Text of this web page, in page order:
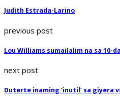
Judith Estrada-Larino
previous post
Lou Williams sumailalim na sa 10-
next post
Duterte inaming ‘inutil’ sa giyera